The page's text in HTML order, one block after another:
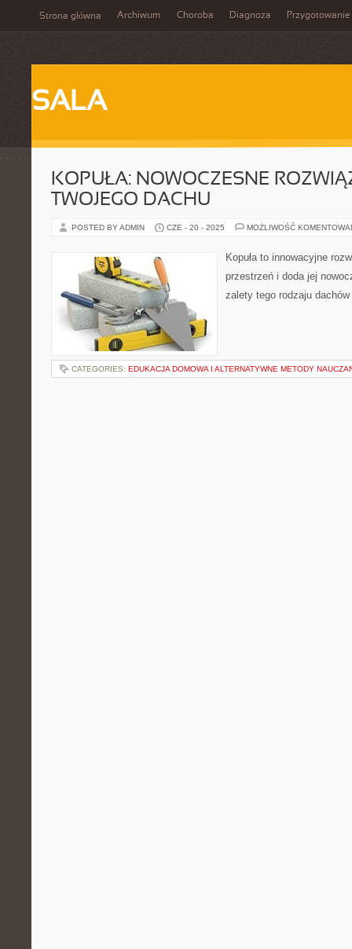
Strona główna Archiwum Choroba Diagnoza Przygotowanie
SALA
KOPUŁA: NOWOCZESNE
TWOJEGO DACHU
POSTED BY ADMIN CZE - 20 - 2025 MOŻLIWOŚĆ
Kopuła to innowacyjne
przestrzeń i doda jej
zalety tego rodzaju
CATEGORIES: EDUKACJA DOMOWA I ALTERNATYWNE METODY